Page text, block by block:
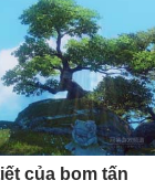
của bom tấn